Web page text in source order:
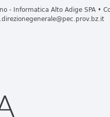
- Informatica Alto Adige SPA •